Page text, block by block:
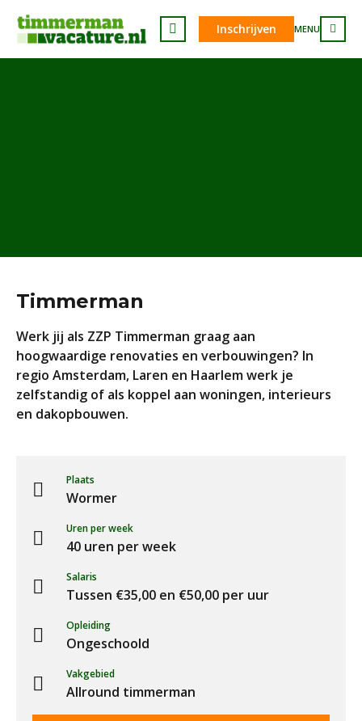
Inschrijven MENU
Timmerman
Werk jij als ZZP Timmerman graag aan
hoogwaardige renovaties en verbouwingen? In
regio Amsterdam, Laren en Haarlem werk je
zelfstandig of als koppel aan woningen, interieurs
en dakopbouwen.
Plaats
Wormer
Uren per week
40 uren per week
Salaris
Tussen €35,00 en €50,00 per uur
Opleiding
Ongeschoold
Vakgebied
Allround timmerman